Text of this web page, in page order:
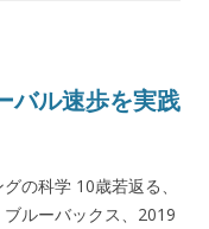
バル速歩を実践
の科学 10歳若返る、
ルーバックス、2019